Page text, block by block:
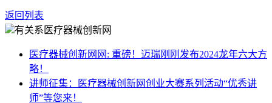
返回列表
有关系医疗器械创新网
医疗器械创新网网: 重磅！迈瑞刚刚发布2024龙年六大方
略！
讲师征集：医疗器械创新网创业大赛系列活动“优秀讲
师”等您来！